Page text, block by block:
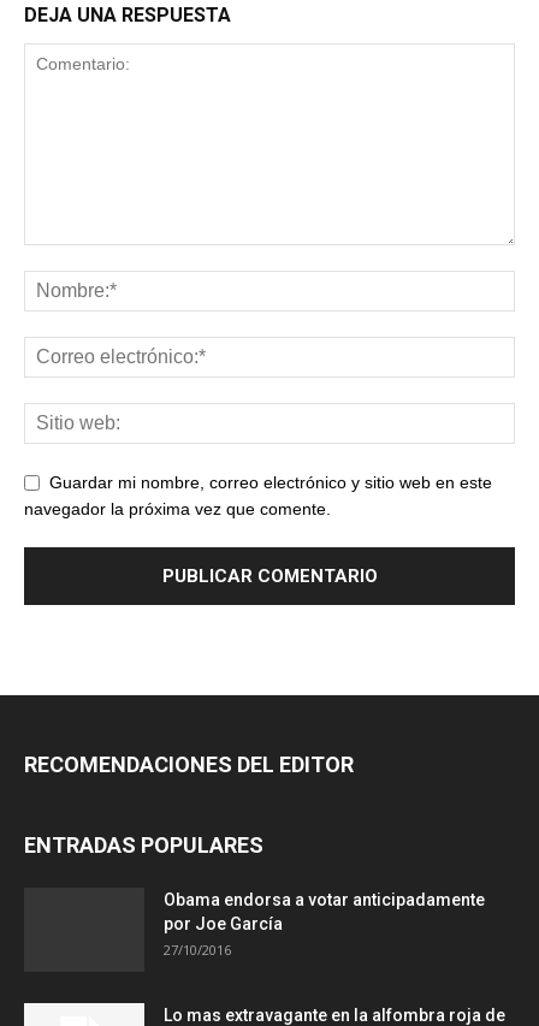
DEJA UNA RESPUESTA
Guardar mi nombre, correo electrónico y sitio web en este
navegador la próxima vez que comente.
RECOMENDACIONES DEL EDITOR
ENTRADAS POPULARES
Obama endorsa a votar anticipadamente
por Joe García
27/10/2016
Lo mas extravagante en la alfombra roja de